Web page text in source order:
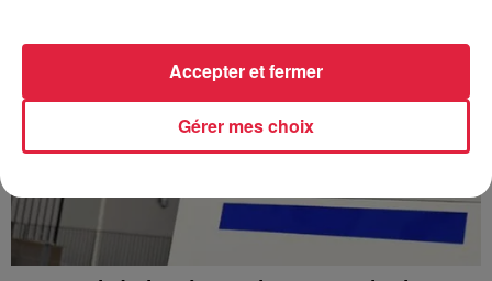
Gérer mes choix
Accepter et fermer